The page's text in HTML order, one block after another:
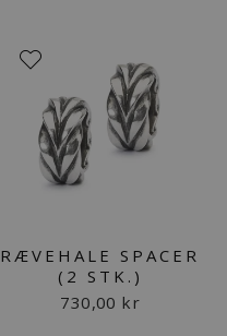
RÆVEHALE SPACER
(2 STK.)
730,00 kr